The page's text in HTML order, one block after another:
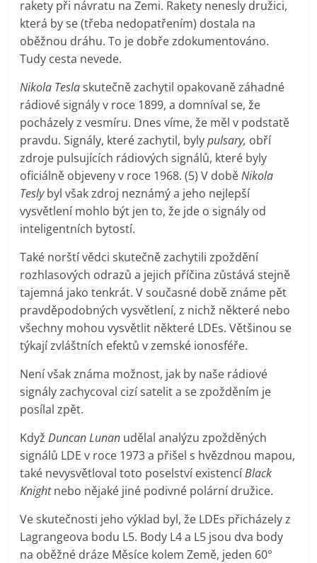
rakety při návratu na Zemi. Rakety nenesly družici,
která by se (třeba nedopatřením) dostala na
oběžnou dráhu. To je dobře zdokumentováno.
Tudy cesta nevede.
Nikola Teslaskutečně zachytil opakovaně záhadné
rádiové signály v roce 1899, a domníval se, že
pocházely z vesmíru. Dnes víme, že měl v podstatě
pravdu. Signály, které zachytil, bylypulsary, obří
zdroje pulsujících rádiových signálů, které byly
oficiálně objeveny v roce 1968. (5) V doběNikola
Teslybyl však zdroj neznámý a jeho nejlepší
vysvětlení mohlo být jen to, že jde o signály od
inteligentních bytostí.
Také norští vědci skutečně zachytili zpoždění
rozhlasových odrazů a jejich příčina zůstává stejně
tajemná jako tenkrát. V současné době známe pět
pravděpodobných vysvětlení, z nichž některé nebo
všechny mohou vysvětlit některé LDEs. Většinou se
týkají zvláštních efektů v zemské ionosféře.
Není však známa možnost, jak by naše rádiové
signály zachycoval cizí satelit a se zpožděním je
posílal zpět.
Když Duncan Lunan udělal analýzu zpožděných
signálů LDE v roce 1973 a přišel s hvězdnou mapou,
také nevysvětloval toto poselství existencíBlack
Knightnebo nějaké jiné podivné polární družice.
Ve skutečnosti jeho výklad byl, že LDEs přicházely z
Lagrangeova bodu L5. Body L4 a L5 jsou dva body
na oběžné dráze Měsíce kolem Země, jeden 60°